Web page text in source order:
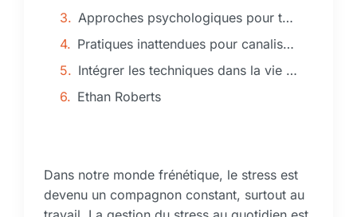
Approches psychologiques pour transformer le stress
Pratiques inattendues pour canaliser le stress
Intégrer les techniques dans la vie quotidienne
Ethan Roberts
Dans notre monde frénétique, le stress est
devenu un compagnon constant, surtout au